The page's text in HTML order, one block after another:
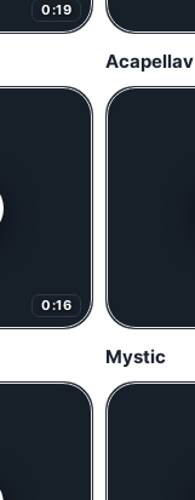
0:19
Acapellav
0:16
Mystic